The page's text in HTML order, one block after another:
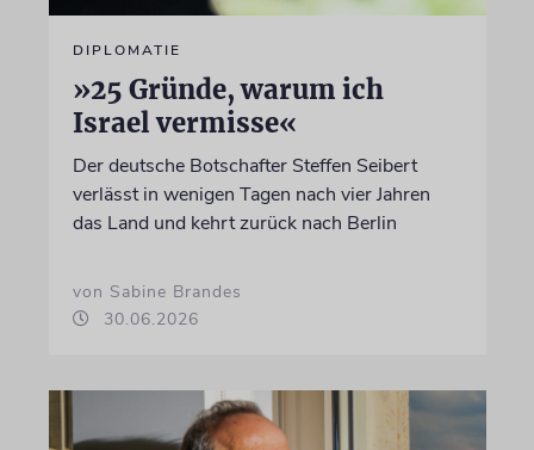
DIPLOMATIE
»25 Gründe, warum ich
Israel vermisse«
Der deutsche Botschafter Steffen Seibert
verlässt in wenigen Tagen nach vier Jahren
das Land und kehrt zurück nach Berlin
von Sabine Brandes
30.06.2026